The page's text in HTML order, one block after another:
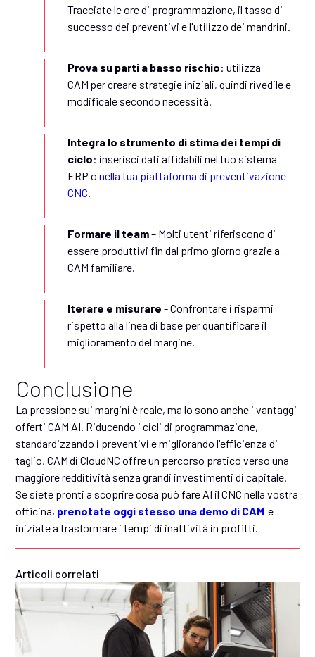
Tracciate le ore di programmazione, il tasso di
successo dei preventivi e l'utilizzo dei mandrini.
Prova su parti a basso rischio: utilizza
CAM per creare strategie iniziali, quindi rivedile e
modificale secondo necessità.
Integra lo strumento di stima dei tempi di
ciclo: inserisci dati affidabili nel tuo sistema
ERP onella tua piattaforma di preventivazione
CNC
Formare il team– Molti utenti riferiscono di
essere produttivi fin dal primo giorno grazie a
CAM familiare.
Iterare e misurare - Confrontare i risparmi
rispetto alla linea di base per quantificare il
miglioramento del margine.
Conclusione
La pressione sui margini è reale, ma lo sono anche i vantaggi
offerti CAM AI. Riducendo i cicli di programmazione,
standardizzando i preventivi e migliorando l'efficienza di
taglio, CAM di CloudNC offre un percorso pratico verso una
maggiore redditività senza grandi investimenti di capitale.
Se siete pronti a scoprire cosa può fare AI il CNC nella vostra
officina, prenotate oggi stesso una demo di CAM e
iniziate a trasformare i tempi di inattività in profitti.
Articoli correlati